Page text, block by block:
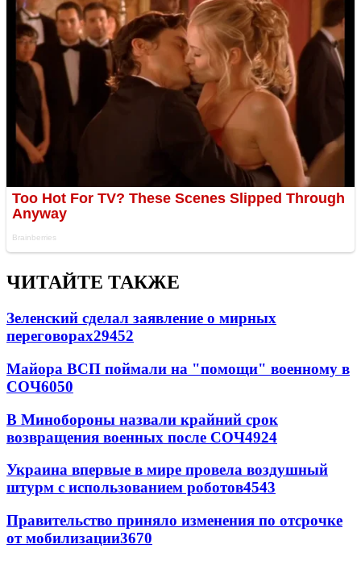
ЧИТАЙТЕ ТАКЖЕ
Зеленский сделал заявление о мирных
переговорах29452
Майора ВСП поймали на "помощи" военному в
СОЧ6050
В Минобороны назвали крайний срок
возвращения военных после СОЧ4924
Украина впервые в мире провела воздушный
штурм с использованием роботов4543
Правительство приняло изменения по отсрочке
от мобилизации3670